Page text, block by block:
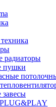
радиаторы
пушки